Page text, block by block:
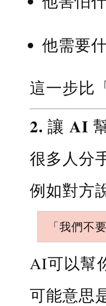
他需要
這一步比
2. 讓 AI
很多人分
例如對方
「我們不
AI可以幫
可能意思